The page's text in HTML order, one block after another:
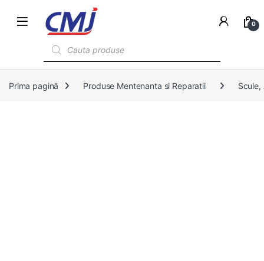
0
Prima pagină Produse Mentenanta si Reparatii Scule,